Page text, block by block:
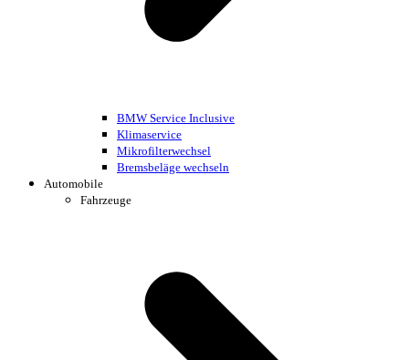
BMW Service Inclusive
Klimaservice
Mikrofilterwechsel
Bremsbeläge wechseln
Automobile
Fahrzeuge